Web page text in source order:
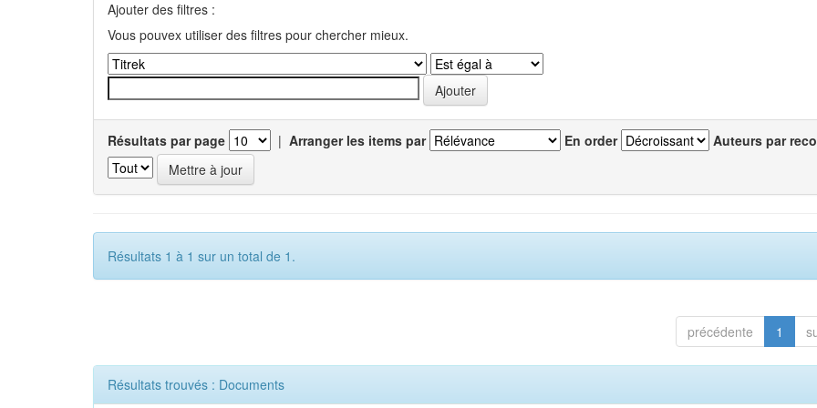
Ajouter des filtres :
Vous pouvex utiliser des filtres pour chercher mieux.
Résultats par page | Arranger les items par En order Auteurs par
Résultats 1 à 1 sur un total de 1.
précédente 1
Résultats trouvés : Documents